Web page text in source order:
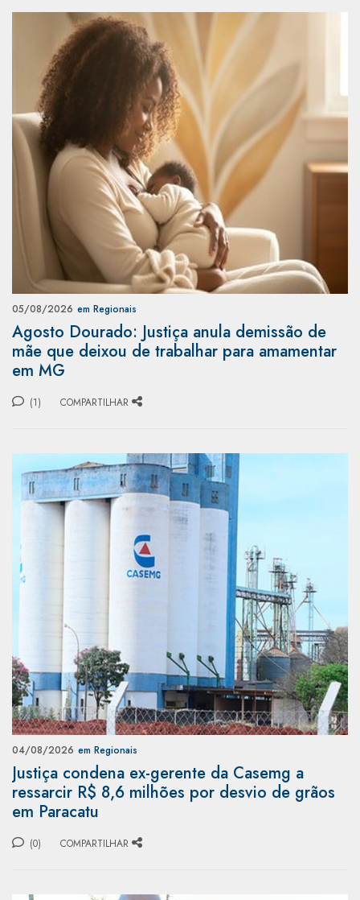
05/08/2026 em Regionais
Agosto Dourado: Justiça anula demissão de
mãe que deixou de trabalhar para amamentar
em MG
(1) COMPARTILHAR
04/08/2026 em Regionais
Justiça condena ex-gerente da Casemg a
ressarcir R$ 8,6 milhões por desvio de grãos
em Paracatu
(0) COMPARTILHAR